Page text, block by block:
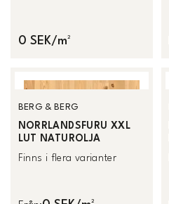
0 SEK/m²
BERG & BERG
NORRLANDSFURU XXL
LUT NATUROLJA
Finns i flera varianter